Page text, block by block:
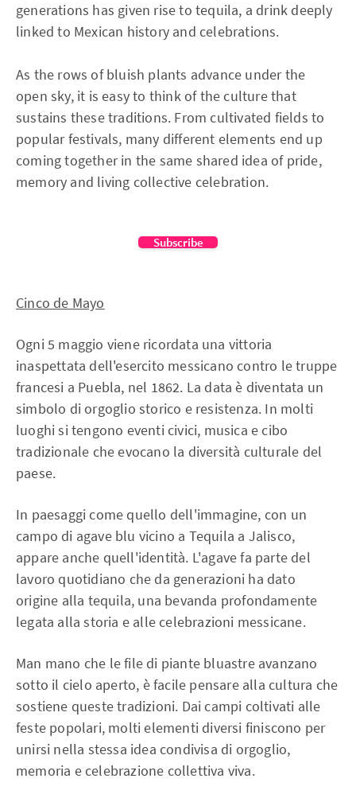
generations has given rise to tequila, a drink deeply
linked to Mexican history and celebrations.
As the rows of bluish plants advance under the
open sky, it is easy to think of the culture that
sustains these traditions. From cultivated fields to
popular festivals, many different elements end up
coming together in the same shared idea of pride,
memory and living collective celebration.
Subscribe
Cinco de Mayo
Ogni 5 maggio viene ricordata una vittoria
inaspettata dell'esercito messicano contro le truppe
francesi a Puebla, nel 1862. La data è diventata un
simbolo di orgoglio storico e resistenza. In molti
luoghi si tengono eventi civici, musica e cibo
tradizionale che evocano la diversità culturale del
paese.
In paesaggi come quello dell'immagine, con un
campo di agave blu vicino a Tequila a Jalisco,
appare anche quell'identità. L'agave fa parte del
lavoro quotidiano che da generazioni ha dato
origine alla tequila, una bevanda profondamente
legata alla storia e alle celebrazioni messicane.
Man mano che le file di piante bluastre avanzano
sotto il cielo aperto, è facile pensare alla cultura che
sostiene queste tradizioni. Dai campi coltivati alle
feste popolari, molti elementi diversi finiscono per
unirsi nella stessa idea condivisa di orgoglio,
memoria e celebrazione collettiva viva.